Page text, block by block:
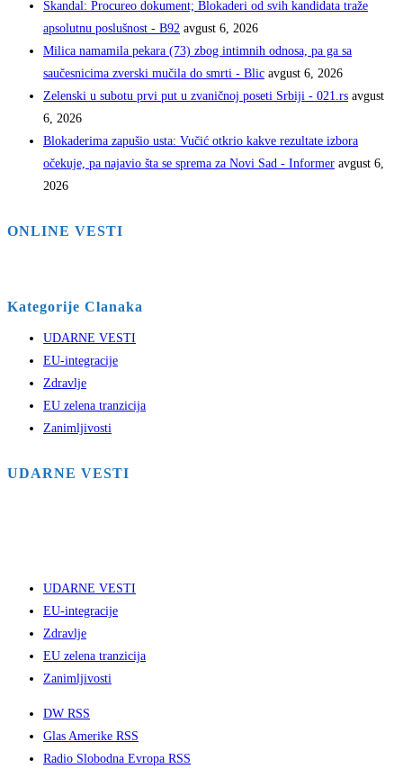
Skandal: Procureo dokument; Blokaderi od svih kandidata traže
apsolutnu poslušnost - B92 avgust 6, 2026
Milica namamila pekara (73) zbog intimnih odnosa, pa ga sa
saučesnicima zverski mučila do smrti - Blic avgust 6, 2026
Zelenski u subotu prvi put u zvaničnoj poseti Srbiji - 021.rs avgust
6, 2026
Blokaderima zapušio usta: Vučić otkrio kakve rezultate izbora
očekuje, pa najavio šta se sprema za Novi Sad - Informer avgust 6,
2026
ONLINE VESTI
Kategorije Clanaka
UDARNE VESTI
EU-integracije
Zdravlje
EU zelena tranzicija
Zanimljivosti
UDARNE VESTI
UDARNE VESTI
EU-integracije
Zdravlje
EU zelena tranzicija
Zanimljivosti
DW RSS
Glas Amerike RSS
Radio Slobodna Evropa RSS